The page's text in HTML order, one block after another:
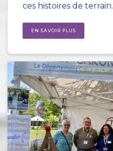
ces histoires de terrain.
EN SAVOIR PLUS